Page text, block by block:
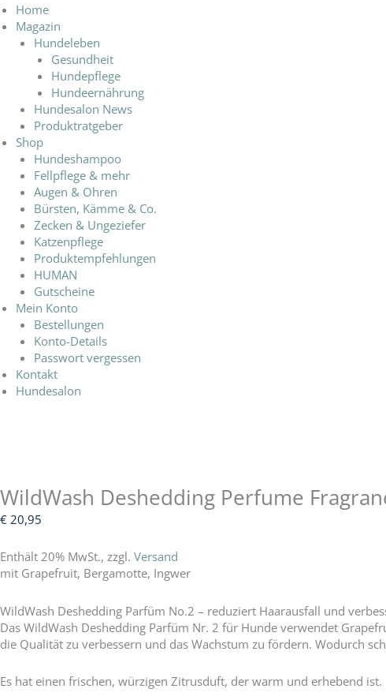
Home
Magazin
Hundeleben
Gesundheit
Hundepflege
Hundeernährung
Hundesalon News
Produktratgeber
Shop
Hundeshampoo
Fellpflege & mehr
Augen & Ohren
Bürsten, Kämme & Co.
Zecken & Ungeziefer
Katzenpflege
Produktempfehlungen
HUMAN
Gutscheine
Mein Konto
Bestellungen
Konto-Details
Passwort vergessen
Kontakt
Hundesalon
WildWash Deshedding Perfume
€ 20,95
Enthält 20% MwSt., zzgl. Versand
mit Grapefruit, Bergamotte, Ingwer
WildWash Deshedding Parfüm No.2 – reduziert Haarausfall und
Das WildWash Deshedding Parfüm Nr. 2 für Hunde verwendet
die Qualität zu verbessern und das Wachstum zu fördern. Wodurch
Es hat einen frischen, würzigen Zitrusduft, der warm und erhebend ist.